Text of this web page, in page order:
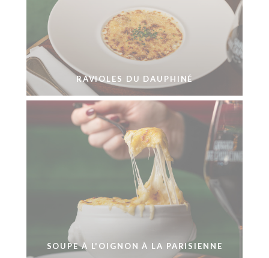
RAVIOLES DU DAUPHINÉ
SOUPE À L'OIGNON À LA PARISIENNE